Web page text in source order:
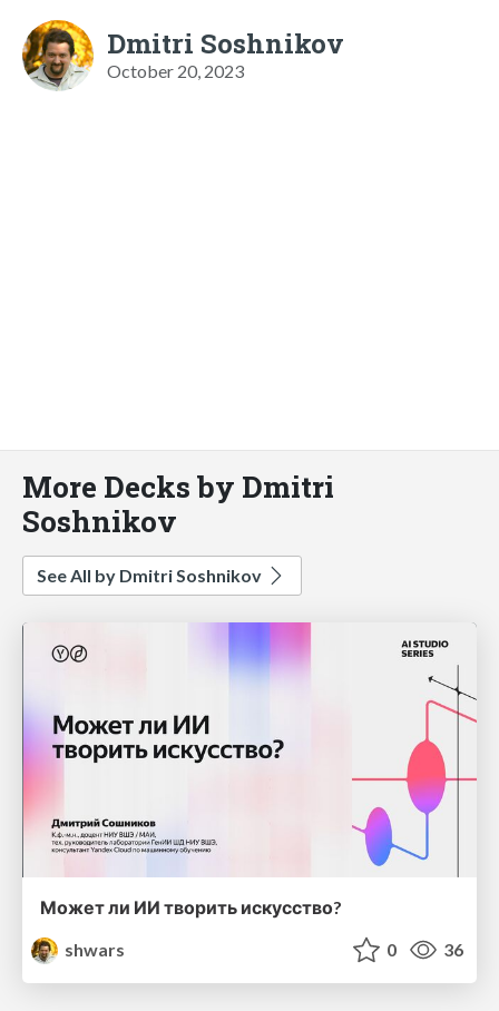
Dmitri Soshnikov
October 20, 2023
More Decks by Dmitri
Soshnikov
See All by Dmitri Soshnikov
Может ли ИИ творить искусство?
shwars
0 36